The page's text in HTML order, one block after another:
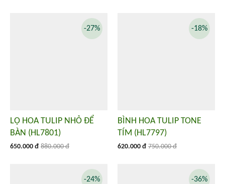
LỌ HOA TULIP NHỎ ĐỂ
BÀN (HL7801)
650.000 đ 880.000 đ
-27%
BÌNH HOA TULIP TONE
TÍM (HL7797)
620.000 đ 750.000 đ
-18%
-24% -36%